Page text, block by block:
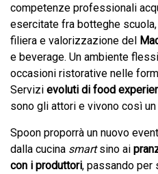
competenze professionali
esercitate fra botteghe
filiera e valorizzazione del
e beverage. Un ambiente
occasioni ristorative nelle
Servizi evoluti di food
sono gli attori e vivono così
Spoon proporrà un nuovo
dalla cucina smartsino ai
con i produttori, passando per